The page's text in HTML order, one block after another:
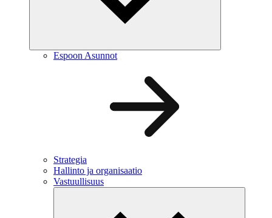
Espoon Asunnot
Strategia
Hallinto ja organisaatio
Vastuullisuus